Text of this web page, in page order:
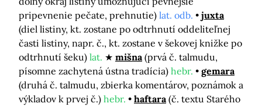
pripevnenie pečate, prehnutie) lat. odb.
juxta
(diel listiny, kt. zostane po odtrhnutí oddeliteľnej
časti listiny, napr. č., kt. zostane v šekovej knižke po
odtrhnutí šeku) lat. mišna (prvá č. talmudu,
písomne zachytená ústna tradícia) hebr.
gemara
(druhá č. talmudu, zbierka komentárov, poznámok a
výkladov k prvej č.) hebr. haftara (č. textu Starého